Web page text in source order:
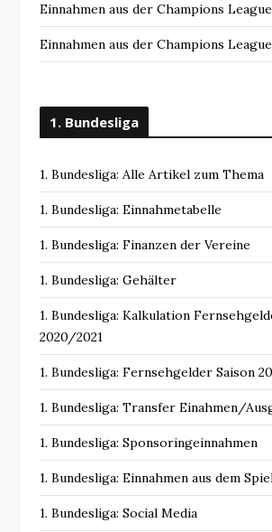
Einnahmen aus der Champions
Einnahmen aus der Champions
1. Bundesliga
1. Bundesliga: Alle Artikel zum Thema
1. Bundesliga: Einnahmetabelle
1. Bundesliga: Finanzen der Vereine
1. Bundesliga: Gehälter
1. Bundesliga: Kalkulation
2020/2021
1. Bundesliga: Fernsehgelder Saison
1. Bundesliga: Transfer Einahmen/
1. Bundesliga: Sponsoringeinnahmen
1. Bundesliga: Einnahmen aus dem
1. Bundesliga: Social Media